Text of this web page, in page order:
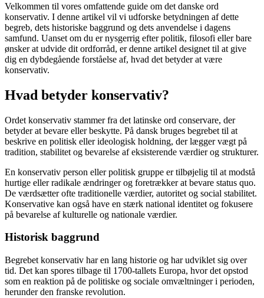
Velkommen til vores omfattende guide om det danske ord
konservativ. I denne artikel vil vi udforske betydningen af ​​dette
begreb, dets historiske baggrund og dets anvendelse i dagens
samfund. Uanset om du er nysgerrig efter politik, filosofi eller bare
ønsker at udvide dit ordforråd, er denne artikel designet til at give
dig en dybdegående forståelse af, hvad det betyder at være
konservativ.
Hvad betyder konservativ?
Ordet konservativ stammer fra det latinske ord conservare, der
betyder at bevare eller beskytte. På dansk bruges begrebet til at
beskrive en politisk eller ideologisk holdning, der lægger vægt på
tradition, stabilitet og bevarelse af eksisterende værdier og strukturer.
En konservativ person eller politisk gruppe er tilbøjelig til at modstå
hurtige eller radikale ændringer og foretrækker at bevare status quo.
De værdsætter ofte traditionelle værdier, autoritet og social stabilitet.
Konservative kan også have en stærk national identitet og fokusere
på bevarelse af kulturelle og nationale værdier.
Historisk baggrund
Begrebet konservativ har en lang historie og har udviklet sig over
tid. Det kan spores tilbage til 1700-tallets Europa, hvor det opstod
som en reaktion på de politiske og sociale omvæltninger i perioden,
herunder den franske revolution.